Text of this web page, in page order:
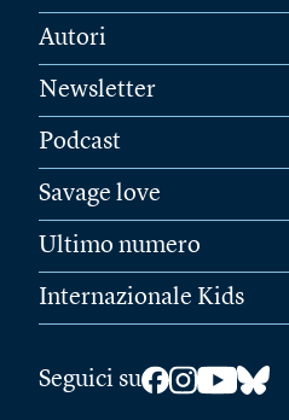
Autori
Newsletter
Podcast
Savage love
Ultimo numero
Internazionale Kids
Seguici su